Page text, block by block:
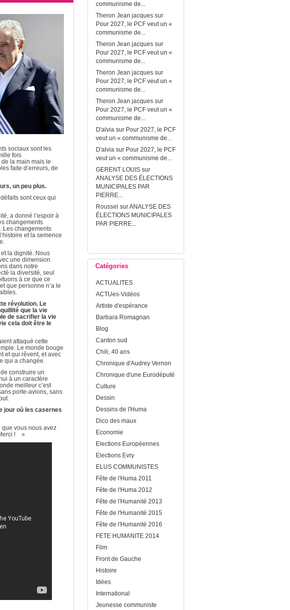
communisme de...
Theron Jean jacques sur
Pour 2027, le PCF veut un «
communisme de...
Theron Jean jacques sur
Pour 2027, le PCF veut un «
communisme de...
Theron Jean jacques sur
Pour 2027, le PCF veut un «
communisme de...
Theron Jean jacques sur
Pour 2027, le PCF veut un «
communisme de...
D'alvia sur Pour 2027, le PCF
veut un « communisme de...
D'alvia sur Pour 2027, le PCF
veut un « communisme de...
GERENT LOUIS sur
ANALYSE DES ÉLECTIONS
MUNICIPALES PAR
PIERRE...
Roussel surANALYSE DES
ÉLECTIONS MUNICIPALES
PAR PIERRE...
Catégories
ACTUALITES
ACTUes-Vidéos
Artiste d'espérance
Barbara Romagnan
Blog
Canton sud
Chili, 40 ans
Chronique d'Audrey Vernon
Chronique d'une Eurodéputé
Culture
Dessin
Dessins de l'Huma
Dico des maux
Economie
Elections Européennes
Elections Evry
ELUS COMMUNISTES
Fête de l'Huma 2011
Fête de l'Huma 2012
Fête de l'Humanité 2013
Fête de l'Humanité 2015
Fête de l'Humanité 2016
FETE HUMANITE 2014
Film
Front de Gauche
Histoire
Idées
International
Jeunesse communiste
sociaux sont les
fois
la main mais le
faite d’erreurs, de
un peu plus.
sont ceux qui
a donné l’espoir à
changements
Les changements
et la semence
la dignité. Nous
une dimension
dans notre
la diversité, seul
à ce que ce
que personne n’a le
révolution. Le
que la vie
de sacrifier la vie
cela doit être le
attaqué cette
Le monde bouge
et qui rêvent, et avec
qui a changée.
construire un
à un caractère
meilleur c’est
porte-avions, sans
jour où les casernes
que vous nous avez
! »